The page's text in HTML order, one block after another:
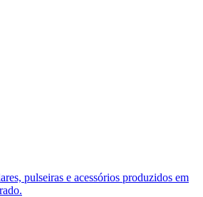
pulseiras e acessórios produzidos em